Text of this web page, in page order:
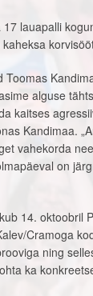
lauapalli
alguse
kaitses
Kandimaa.
vahekorda
on
14. oktoobril
Cramoga
ning
ka